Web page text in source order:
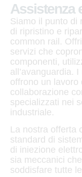
Assistenza
Siamo il punto di
di ripristino e
common rail.
servizi che
componenti,
all’avanguardia.
offrono un lavoro
collaborazione
specializzati nei
industriale.
La nostra offerta
standard di
di iniezione
sia meccanici
soddisfare tutte